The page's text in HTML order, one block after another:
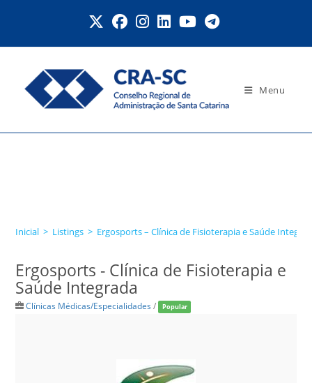
Menu
Inicial > Listings > Ergosports – Clínica de Fisioterapia e Saúde
Ergosports - Clínica de Fisioterapia e
Saúde Integrada
Clínicas Médicas/Especialidades / Popular